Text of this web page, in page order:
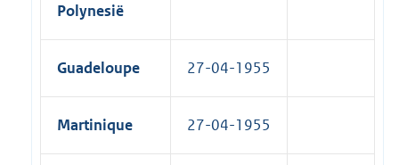
Polynesië
Guadeloupe 27-04-1955
Martinique 27-04-1955